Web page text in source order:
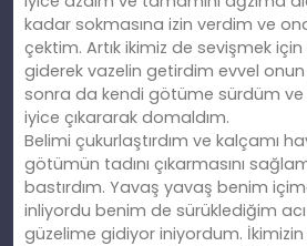
kadar sokmasına izin verdim ve
çektim. Artık ikimiz de sevişmek için
giderek vazelin getirdim evvel
sonra da kendi götüme sürdüm ve
iyice çıkararak domaldım.
Belimi çukurlaştırdım ve kalçamı
götümün tadını çıkarmasını
bastırdım. Yavaş yavaş benim
inliyordu benim de sürüklediğim acı
güzelime gidiyor iniyordum.